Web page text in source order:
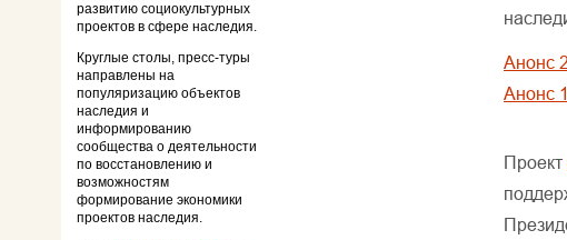
развитию социокультурных
проектов в сфере наследия.
Круглые столы, пресс-туры
направлены на
популяризацию объектов
наследия и
информированию
сообщества о деятельности
по восстановлению и
возможностям
формирование экономики
проектов наследия.
Анонс
Анонс
Проект